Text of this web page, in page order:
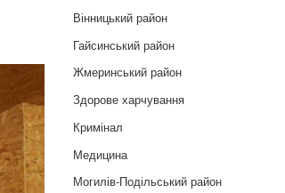
Вінницький район
Гайсинський район
Жмеринський район
Здорове харчування
Кримінал
Медицина
Могилів-Подільський район